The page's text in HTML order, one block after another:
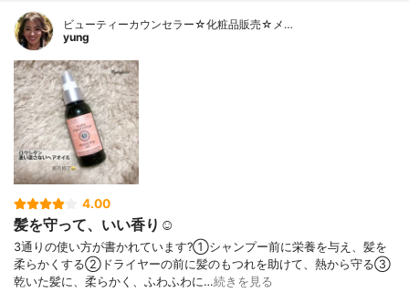
ビューティーカウンセラー☆化粧品販売☆メ…
yung
4.00
髪を守って、いい香り☺️
3通りの使い方が書かれています?⁡①シャンプー前に栄養を与え、髪を
柔らかくする②ドライヤーの前に髪のもつれを助けて、熱から守る③
乾いた髪に、柔らかく、ふわふわに…続きを見る